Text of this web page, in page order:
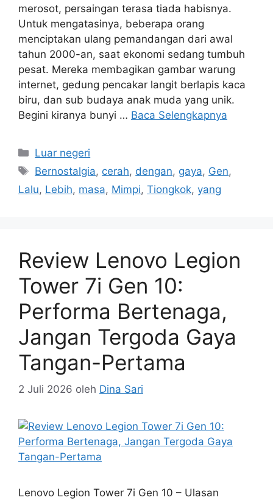
merosot, persaingan terasa tiada habisnya.
Untuk mengatasinya, beberapa orang
menciptakan ulang pemandangan dari awal
tahun 2000-an, saat ekonomi sedang tumbuh
pesat. Mereka membagikan gambar warung
internet, gedung pencakar langit berlapis kaca
biru, dan sub budaya anak muda yang unik.
Begini kiranya bunyi … Baca Selengkapnya
Kategori
Luar negeri
Tag
Bernostalgia, cerah, dengan, gaya, Gen,
Lalu, Lebih, masa, Mimpi, Tiongkok, yang
Review Lenovo Legion
Tower 7i Gen 10:
Performa Bertenaga,
Jangan Tergoda Gaya
Tangan-Pertama
2 Juli 2026 oleh Dina Sari
Lenovo Legion Tower 7i Gen 10 – Ulasan